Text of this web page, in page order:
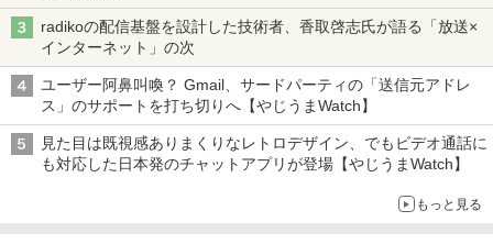
radikoの配信基盤を設計した技術者、香取啓志氏が語る「放送×
インターネット」の次
ユーザー阿鼻叫喚？ Gmail、サードパーティの「送信元アドレ
ス」のサポートを打ち切りへ【やじうまWatch】
見た目は既視感ありまくりなレトロデザイン、でもビデオ通話に
も対応した日本発のチャットアプリが登場【やじうまWatch】
もっと見る